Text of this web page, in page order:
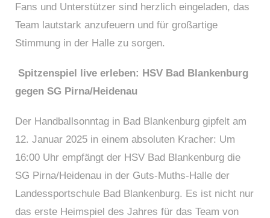
Fans und Unterstützer sind herzlich eingeladen, das
Team lautstark anzufeuern und für großartige
Stimmung in der Halle zu sorgen.
Spitzenspiel live erleben: HSV Bad Blankenburg
gegen SG Pirna/Heidenau
Der Handballsonntag in Bad Blankenburg gipfelt am
12. Januar 2025 in einem absoluten Kracher: Um
16:00 Uhr empfängt der HSV Bad Blankenburg die
SG Pirna/Heidenau in der Guts-Muths-Halle der
Landessportschule Bad Blankenburg. Es ist nicht nur
das erste Heimspiel des Jahres für das Team von